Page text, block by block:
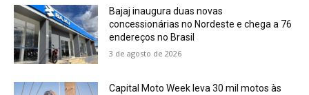
Bajaj inaugura duas novas
concessionárias no Nordeste e chega a 76
endereços no Brasil
3 de agosto de 2026
Capital Moto Week leva 30 mil motos às